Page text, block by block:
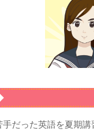
手だった英語を夏期